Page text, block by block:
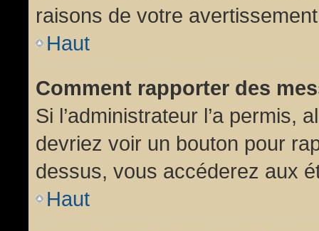
raisons de votre
Haut
Comment rapporter des
Si l’administrateur l’a permis,
devriez voir un bouton pour
dessus, vous accéderez aux
Haut